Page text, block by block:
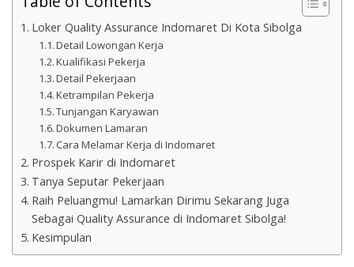
Loker Quality Assurance Indomaret Di Kota Sibolga
Detail Lowongan Kerja
Kualifikasi Pekerja
Detail Pekerjaan
Ketrampilan Pekerja
Tunjangan Karyawan
Dokumen Lamaran
Cara Melamar Kerja di Indomaret
Prospek Karir di Indomaret
Tanya Seputar Pekerjaan
Raih Peluangmu! Lamarkan Dirimu Sekarang Juga
Sebagai Quality Assurance di Indomaret Sibolga!
Kesimpulan